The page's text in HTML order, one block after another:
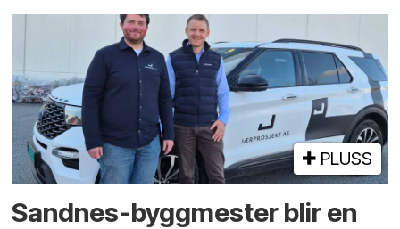
PLUSS
Sandnes-byggmester blir en